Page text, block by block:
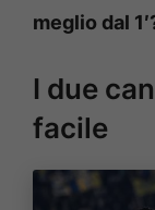
meglio dal
I due
facile